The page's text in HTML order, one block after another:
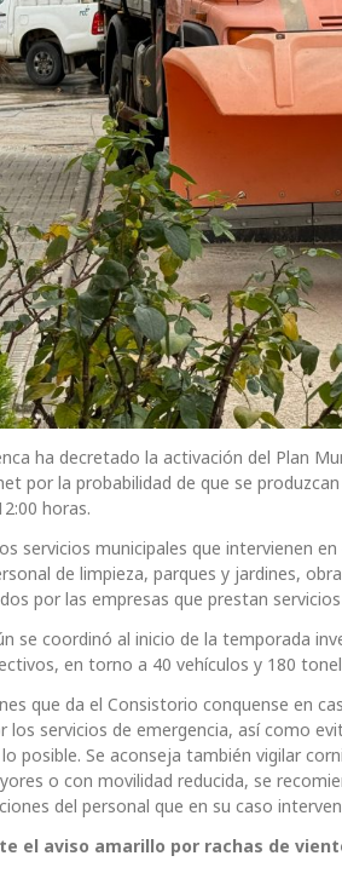
ha decretado la activación del Plan
por la probabilidad de que se
horas.
servicios municipales que intervienen
de limpieza, parques y jardines,
por las empresas que prestan
se coordinó al inicio de la temporada
en torno a 40 vehículos y 180
que da el Consistorio conquense en
los servicios de emergencia, así como
posible. Se aconseja también vigilar
o con movilidad reducida, se
del personal que en su caso
el aviso amarillo por rachas de